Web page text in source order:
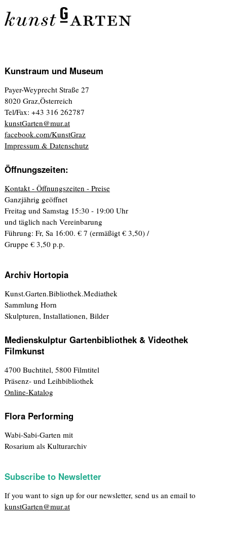
Kunstraum und Museum
Payer-Weyprecht Straße 27
8020 Graz,Österreich
Tel/Fax: +43 316 262787
kunstGarten@mur.at
facebook.com/KunstGraz
Impressum & Datenschutz
Öffnungszeiten:
Kontakt - Öffnungszeiten - Preise
Ganzjährig geöffnet
Freitag und Samstag 15:30 - 19:00 Uhr
und täglich nach Vereinbarung
Führung: Fr, Sa 16:00. € 7 (ermäßigt € 3,50) /
Gruppe € 3,50 p.p.
Archiv Hortopia
Kunst.Garten.Bibliothek.Mediathek
Sammlung Horn
Skulpturen, Installationen, Bilder
Medienskulptur Gartenbibliothek & Videothek
Filmkunst
4700 Buchtitel, 5800 Filmtitel
Präsenz- und Leihbibliothek
Online-Katalog
Flora Performing
Wabi-Sabi-Garten mit
Rosarium als Kulturarchiv
Subscribe to Newsletter
If you want to sign up for our newsletter, send us an email to
kunstGarten@mur.at